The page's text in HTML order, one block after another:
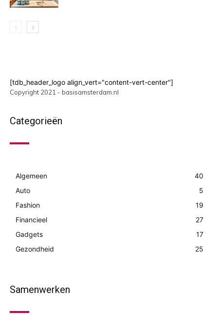
[tdb_header_logo align_vert="content-vert-center"]
Copyright 2021 - basisamsterdam.nl
Categorieën
Algemeen
40
Auto
5
Fashion
19
Financieel
27
Gadgets
17
Gezondheid
25
Samenwerken